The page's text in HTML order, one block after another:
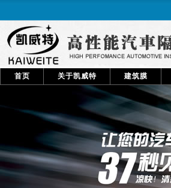
首页 关于凯威特 建筑膜